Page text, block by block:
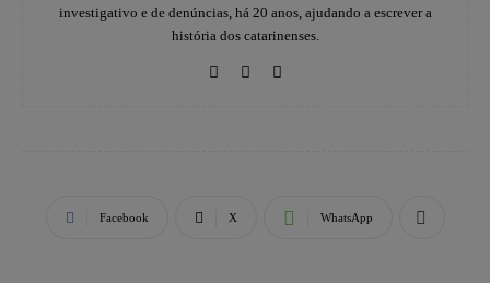
investigativo e de denúncias, há 20 anos, ajudando a escrever a
história dos catarinenses.
Facebook X WhatsApp